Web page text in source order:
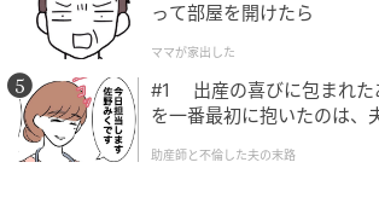
って部屋を開けたら
ママが家出した
#1 出産の喜びに包まれた
を一番最初に抱いたのは、
助産師と不倫した夫の末路